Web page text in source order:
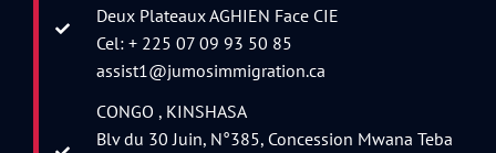
Deux Plateaux AGHIEN Face CIE
Cel: + 225 07 09 93 50 85
assist1@jumosimmigration.ca
CONGO , KINSHASA
Blv du 30 Juin, N°385, Concession Mwana Teba